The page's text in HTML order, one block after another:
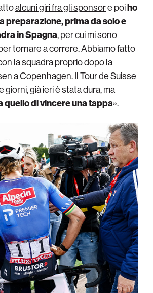
alcuni giri fra gli sponsore poiho
preparazione, prima da solo e
in Spagna, per cui mi sono
tornare a correre. Abbiamo fatto
la squadra proprio dopo la
a Copenhagen. IlTour de Suisse
giorni, già ieri è stata dura, ma
quello di vincere una tappa».